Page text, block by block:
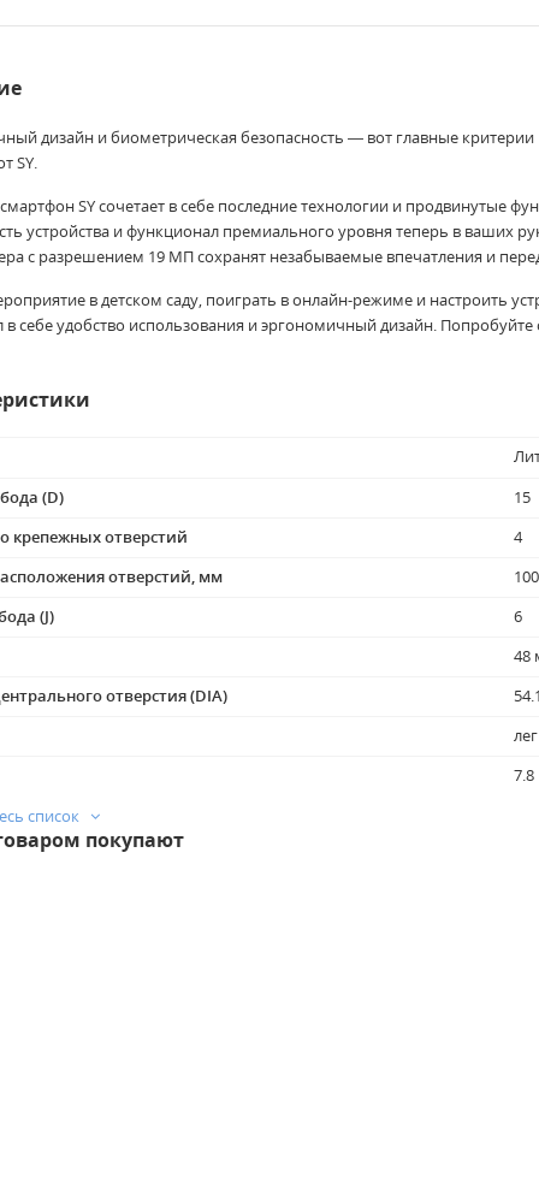
дизайн и биометрическая безопасность — вот главные
SY.
SY сочетает в себе последние технологии и продвинутые
устройства и функционал премиального уровня теперь в ваших
с разрешением 19 МП сохранят незабываемые впечатления и
в детском саду, поиграть в онлайн-режиме и настроить
себе удобство использования и эргономичный дизайн.
(D)
15
крепежных отверстий
4
отверстий, мм
100
(J)
6
48
отверстия (DIA)
7.8
список
покупают